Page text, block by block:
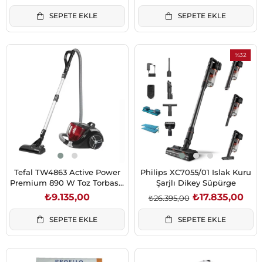
SEPETE EKLE SEPETE EKLE
Tefal TW4863 Active Power
Premium 890 W Toz Torbasız
Süpürge
₺9.135,00
SEPETE EKLE
%32
İndirim
Philips XC7055/01 Islak Kuru
Şarjlı Dikey Süpürge
₺17.835,00
₺26.395,00
SEPETE EKLE